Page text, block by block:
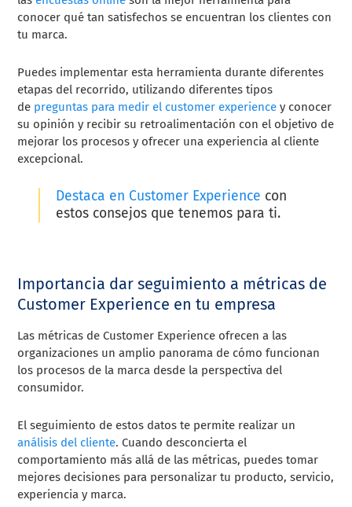
conocer qué tan satisfechos se encuentran los clientes con
tu marca.
Puedes implementar esta herramienta durante diferentes
etapas del recorrido, utilizando diferentes tipos
de preguntas para medir el customer experience y conocer
su opinión y recibir su retroalimentación con el objetivo de
mejorar los procesos y ofrecer una experiencia al cliente
excepcional.
Destaca en Customer Experience con
estos consejos que tenemos para ti.
Importancia dar seguimiento a métricas de
Customer Experience en tu empresa
Las métricas de Customer Experience ofrecen a las
organizaciones un amplio panorama de cómo funcionan
los procesos de la marca desde la perspectiva del
consumidor.
El seguimiento de estos datos te permite realizar un
análisis del cliente. Cuando desconcierta el
comportamiento más allá de las métricas, puedes tomar
mejores decisiones para personalizar tu producto, servicio,
experiencia y marca.